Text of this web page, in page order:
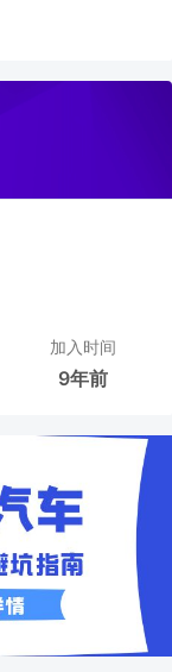
加入时间
9年前